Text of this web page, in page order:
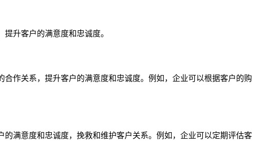
升客户的满意度和忠诚度。
作关系，提升客户的满意度和忠诚度。例如，企业可以根据客户的购
满意度和忠诚度，挽救和维护客户关系。例如，企业可以定期评估客